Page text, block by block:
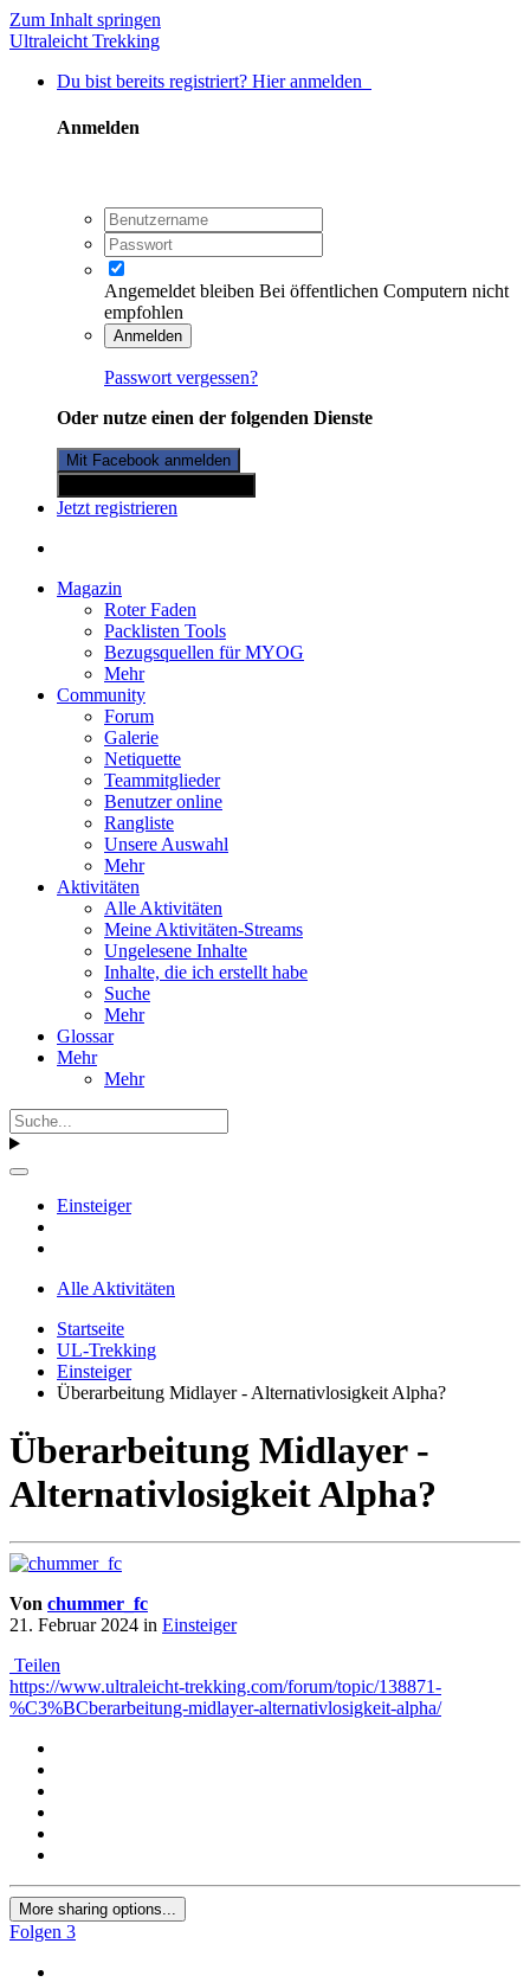
Zum Inhalt springen
Ultraleicht Trekking
Du bist bereits registriert? Hier anmelden
Anmelden
Angemeldet bleiben Bei öffentlichen Computern nicht
empfohlen
Anmelden
Passwort vergessen?
Oder nutze einen der folgenden Dienste
Mit Facebook anmelden
Jetzt registrieren
Magazin
Roter Faden
Packlisten Tools
Bezugsquellen für MYOG
Mehr
Community
Forum
Galerie
Netiquette
Teammitglieder
Benutzer online
Rangliste
Unsere Auswahl
Mehr
Aktivitäten
Alle Aktivitäten
Meine Aktivitäten-Streams
Ungelesene Inhalte
Inhalte, die ich erstellt habe
Suche
Mehr
Glossar
Mehr
Mehr
Einsteiger
Alle Aktivitäten
Startseite
UL-Trekking
Einsteiger
Überarbeitung Midlayer - Alternativlosigkeit Alpha?
Überarbeitung Midlayer -
Alternativlosigkeit Alpha?
Von chummer_fc
21. Februar 2024 in Einsteiger
Teilen
https://www.ultraleicht-trekking.com/forum/topic/138871-
%C3%BCberarbeitung-midlayer-alternativlosigkeit-alpha/
More sharing options...
Folgen 3